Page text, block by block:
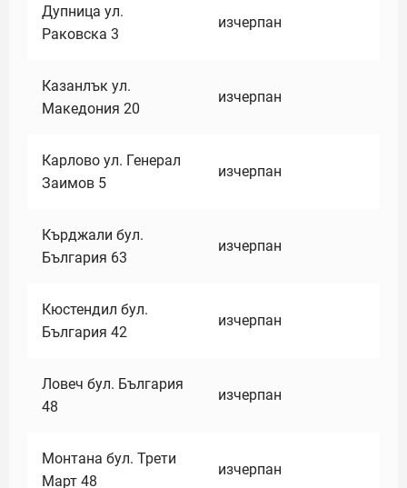
Дупница ул.
Раковска 3
изчерпан
Казанлък ул.
Македония 20
изчерпан
Карлово ул. Генерал
Заимов 5
изчерпан
Кърджали бул.
България 63
изчерпан
Кюстендил бул.
България 42
изчерпан
Ловеч бул. България
48
изчерпан
Монтана бул. Трети
Март 48
изчерпан